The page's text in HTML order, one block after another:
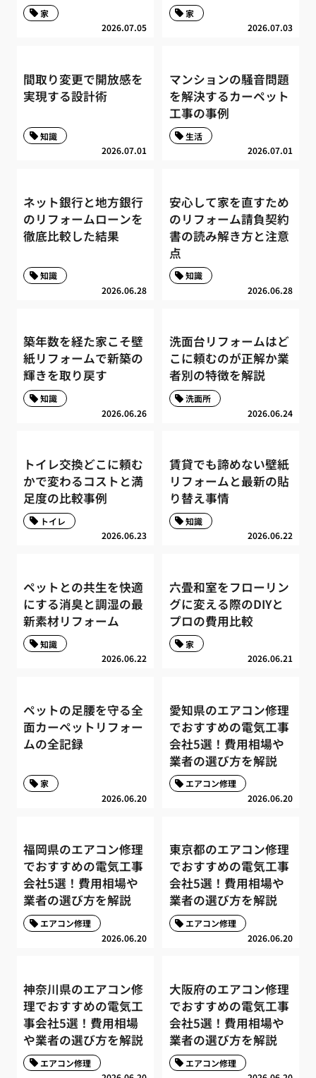
2026.07.05
家
2026.07.03
家
間取り変更で開放感を
実現する設計術
2026.07.01
知識
マンションの騒音問題
を解決するカーペット
工事の事例
2026.07.01
生活
ネット銀行と地方銀行
のリフォームローンを
徹底比較した結果
2026.06.28
知識
安心して家を直すため
のリフォーム請負契約
書の読み解き方と注意
点
2026.06.28
知識
築年数を経た家こそ壁
紙リフォームで新築の
輝きを取り戻す
2026.06.26
知識
洗面台リフォームはど
こに頼むのが正解か業
者別の特徴を解説
2026.06.24
洗面所
トイレ交換どこに頼む
かで変わるコストと満
足度の比較事例
2026.06.23
トイレ
賃貸でも諦めない壁紙
リフォームと最新の貼
り替え事情
2026.06.22
知識
ペットとの共生を快適
にする消臭と調湿の最
新素材リフォーム
2026.06.22
知識
六畳和室をフローリン
グに変える際のDIYと
プロの費用比較
2026.06.21
家
ペットの足腰を守る全
面カーペットリフォー
ムの全記録
2026.06.20
家
愛知県のエアコン修理
でおすすめの電気工事
会社5選！費用相場や
業者の選び方を解説
2026.06.20
エアコン修理
福岡県のエアコン修理
でおすすめの電気工事
会社5選！費用相場や
業者の選び方を解説
2026.06.20
エアコン修理
東京都のエアコン修理
でおすすめの電気工事
会社5選！費用相場や
業者の選び方を解説
2026.06.20
エアコン修理
神奈川県のエアコン修
理でおすすめの電気工
事会社5選！費用相場
や業者の選び方を解説
エアコン修理
大阪府のエアコン修理
でおすすめの電気工事
会社5選！費用相場や
業者の選び方を解説
エアコン修理